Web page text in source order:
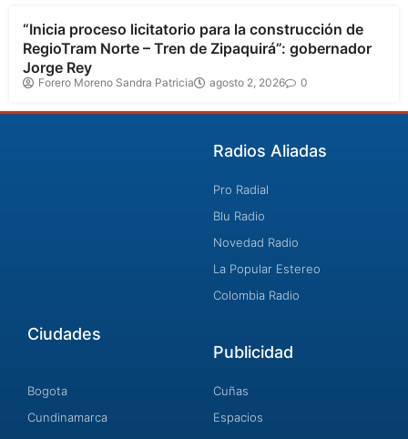
“Inicia proceso licitatorio para la construcción de
RegioTram Norte – Tren de Zipaquirá”: gobernador
Jorge Rey
Forero Moreno Sandra Patricia agosto 2, 2026 0
Radios Aliadas
Pro Radial
Blu Radio
Novedad Radio
La Popular Estereo
Colombia Radio
Ciudades
Bogota
Cundinamarca
Publicidad
Cuñas
Espacios